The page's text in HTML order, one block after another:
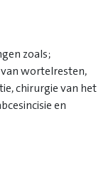
zoals;
wortelresten,
chirurgie van het
en